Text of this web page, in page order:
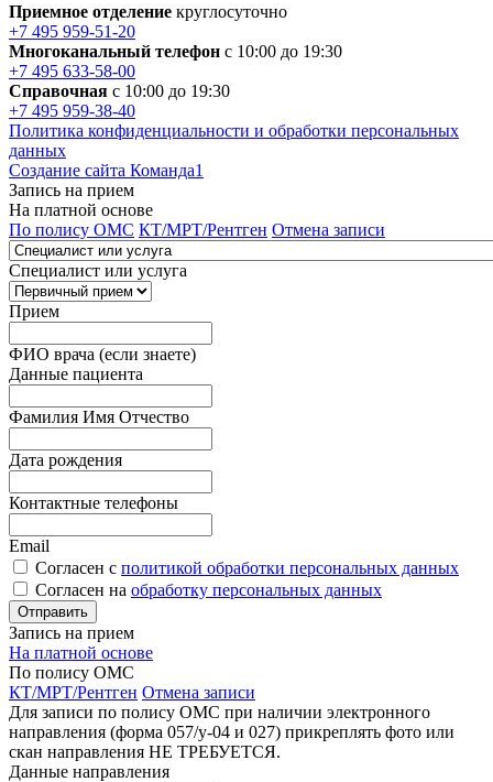
Приемное отделение круглосуточно
+7 495 959-51-20
Многоканальный телефон с 10:00 до 19:30
+7 495 633-58-00
Справочная с 10:00 до 19:30
+7 495 959-38-40
Политика конфиденциальности и обработки персональных
данных
Создание сайта Команда1
Запись на прием
На платной основе
По полису ОМС КТ/МРТ/Рентген Отмена записи
Специалист или услуга
Прием
ФИО врача (если знаете)
Данные пациента
Фамилия Имя Отчество
Дата рождения
Контактные телефоны
Email
Согласен с политикой обработки персональных данных
Согласен на обработку персональных данных
Запись на прием
На платной основе
По полису ОМС
КТ/МРТ/Рентген Отмена записи
Для записи по полису ОМС при наличии электронного
направления (форма 057/у-04 и 027) прикреплять фото или
скан направления НЕ ТРЕБУЕТСЯ.
Данные направления